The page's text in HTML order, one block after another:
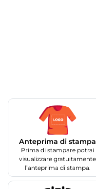
Anteprima di stampa
Prima di stampare potrai
visualizzare gratuitamente
l’anteprima di stampa.